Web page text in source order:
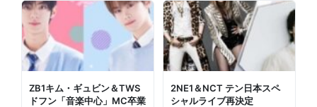
ZB1キム・ギュビン＆TWS
ドフン「音楽中心」MC卒業
2NE1＆NCT テン日本スペ
シャルライブ再決定